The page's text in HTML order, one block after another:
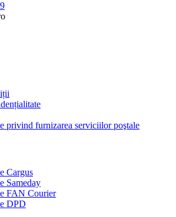
privind furnizarea serviciilor poştale
Cargus
Sameday
FAN Courier
DPD